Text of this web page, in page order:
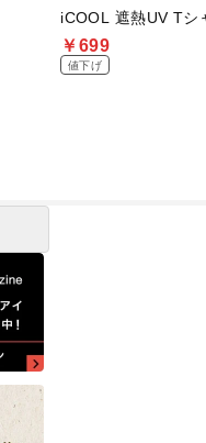
iCOOL 遮熱UV Tシ
￥699
値下げ